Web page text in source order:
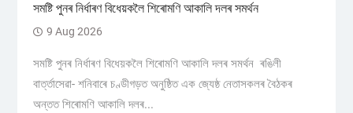
সমষ্টি পুনৰ নিৰ্ধাৰণ বিধেয়কলৈ শিৰোমণি আকালি দলৰ সমর্থন
9 Aug 2026
সমষ্টি পুনৰ নিৰ্ধাৰণ বিধেয়কলৈ শিৰোমণি আকালি দলৰ সমর্থন ৰঙিলী
বাৰ্ত্তাসেৱা- শনিবাৰে চণ্ডীগড়ত অনুষ্ঠিত এক জ্যেষ্ঠ নেতাসকলৰ বৈঠকৰ
অন্তত শিৰোমণি আকালি দলৰ...